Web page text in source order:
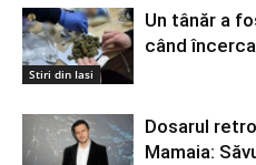
Stiri din Iasi
Un tânăr a
când
Dosarul
Mamaia: